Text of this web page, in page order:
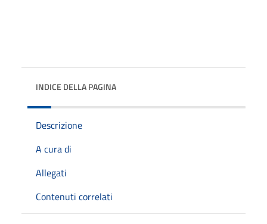
INDICE DELLA PAGINA
Descrizione
A cura di
Allegati
Contenuti correlati